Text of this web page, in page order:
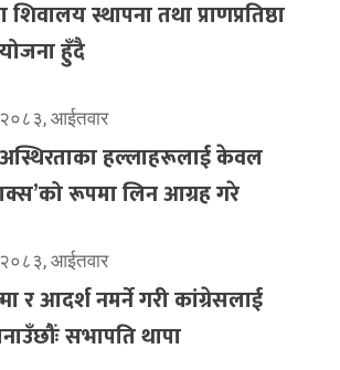
स्थापना तथा प्राणप्रतिष्ठा
हुँदै
आईतवार
हल्लाहरूलाई केवल
रूपमा लिन आग्रह गरे
आईतवार
र आदर्श नमर्ने गरी कांग्रेसलाई
सभापति थापा